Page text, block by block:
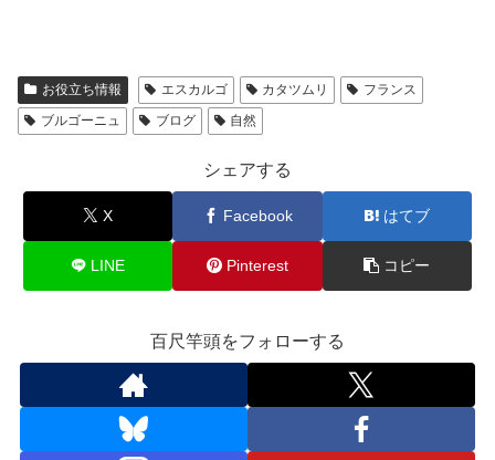
e
b
o
o
d
n
お役立ち情報 エスカルゴ カタツムリ
フランス
ブルゴーニュ
ブログ 自然
シェアする
X Facebook はてブ
LINE Pinterest コピー
百尺竿頭をフォローする